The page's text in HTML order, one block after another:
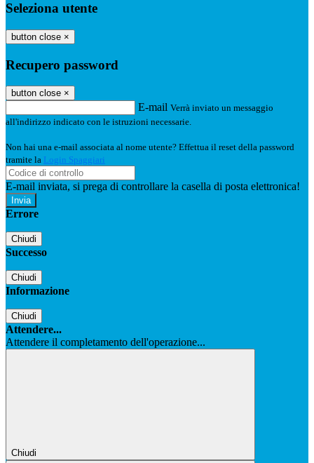
Seleziona utente
button close ×
Recupero password
button close ×
E-mail Verrà inviato un messaggio
all'indirizzo indicato con le istruzioni necessarie.
Non hai una e-mail associata al nome utente? Effettua il reset della password
tramite la Login Spaggiari
E-mail inviata, si prega di controllare la casella di posta elettronica!
Errore
Chiudi
Successo
Chiudi
Informazione
Chiudi
Attendere...
Attendere il completamento dell'operazione...
Chiudi